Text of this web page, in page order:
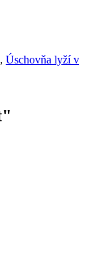
, Úschovňa lyží v